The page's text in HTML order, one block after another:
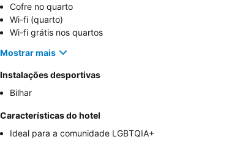
Cofre no quarto
Wi-fi (quarto)
Wi-fi grátis nos quartos
Mostrar mais
Instalações desportivas
Bilhar
Características do hotel
Ideal para a comunidade LGBTQIA+